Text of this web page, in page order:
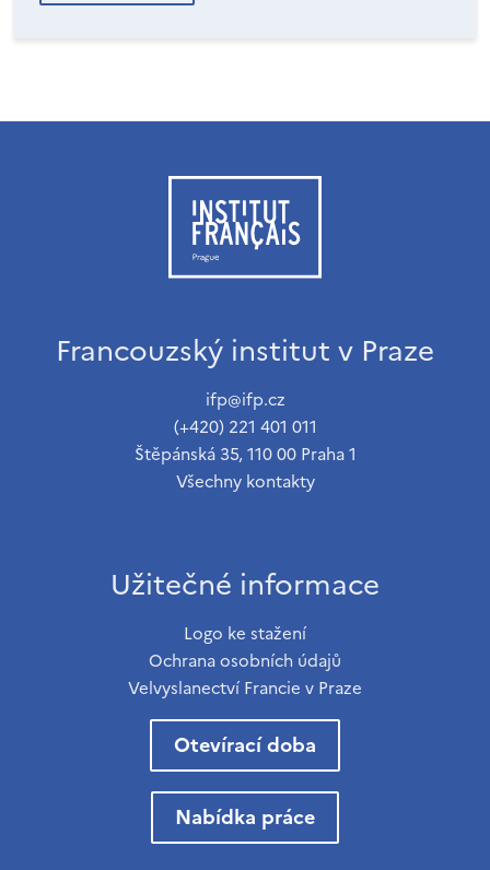
Francouzský institut v Praze
ifp@ifp.cz
(+420) 221 401 011
Štěpánská 35, 110 00 Praha 1
Všechny kontakty
Užitečné informace
Logo ke stažení
Ochrana osobních údajů
Velvyslanectví Francie v Praze
Otevírací doba
Nabídka práce